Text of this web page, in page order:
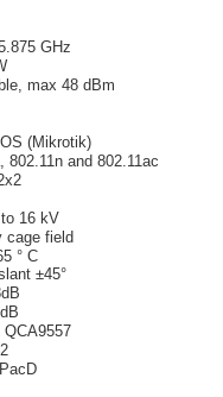
GHz
, max 48 dBm
(Mikrotik)
and 802.11ac
16 kV
cage field
° C
±45°
QCA9557